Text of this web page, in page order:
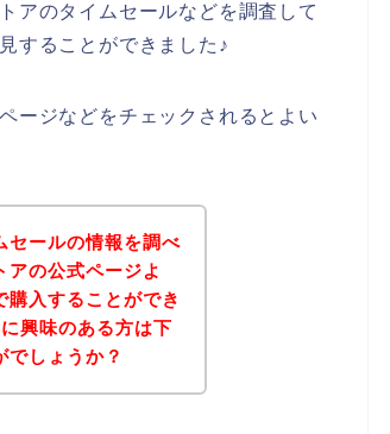
アのタイムセールなどを調査して
することができました♪
ージなどをチェックされるとよい
セールの情報を調べ
アの公式ページよ
購入することができ
興味のある方は下
でしょうか？